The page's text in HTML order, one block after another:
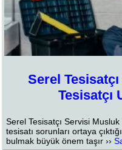
Serel
Tesisatçı
Serel Tesisatçı Servisi
tesisatı sorunları ortaya
bulmak büyük önem taşır ››